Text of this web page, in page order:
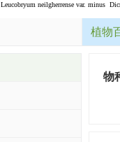
Leucobryum neilgherrense var. minus
植物
物